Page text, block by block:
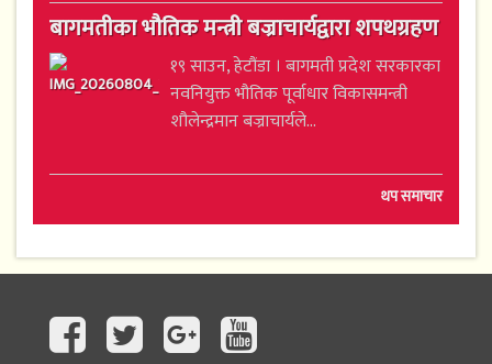
बागमतीका भौतिक मन्त्री बज्राचार्यद्वारा शपथग्रहण
१९ साउन, हेटौंडा । बागमती प्रदेश सरकारका
नवनियुक्त भौतिक पूर्वाधार विकासमन्त्री
शौलेन्द्रमान बज्राचार्यले...
थप समाचार